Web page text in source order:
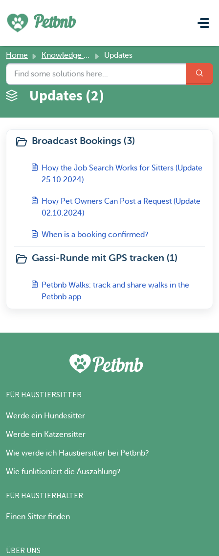
Petbnb
Home Knowledge base Updates
Updates (2)
Broadcast Bookings (3)
How the Job Search Works for Sitters (Update
25.10.2024)
How Pet Owners Can Post a Request (Update
02.10.2024)
When is a booking confirmed?
Gassi-Runde mit GPS tracken (1)
Petbnb Walks: track and share walks in the
Petbnb app
FÜR HAUSTIERSITTER
Werde ein Hundesitter
Werde ein Katzensitter
Wie werde ich Haustiersitter bei Petbnb?
Wie funktioniert die Auszahlung?
FÜR HAUSTIERHALTER
Einen Sitter finden
ÜBER UNS